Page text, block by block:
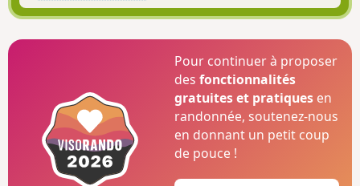
Pour continuer à proposer
desfonctionnalités
gratuites et pratiques en
randonnée, soutenez-nous
en donnant un petit coup
de pouce !